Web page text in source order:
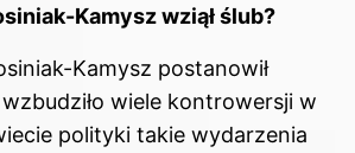
Kamysz wziął ślub?
Kamysz postanowił
wiele kontrowersji w
polityki takie wydarzenia